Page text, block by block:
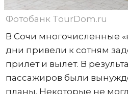
Фотобанк TourDom.ru
В Сочи многочисленные
дни привели к сотням
прилет и вылет. В
пассажиров были
планы. Некоторые не